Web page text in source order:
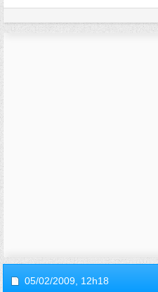
05/02/2009, 12h18